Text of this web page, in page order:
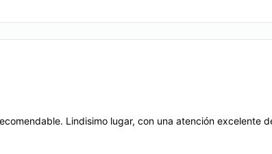
Lindisimo lugar, con una atención excelente